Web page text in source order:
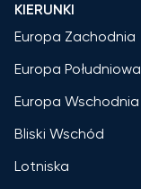
KIERUNKI
Europa Zachodnia
Europa Południowa
Europa Wschodnia
Bliski Wschód
Lotniska